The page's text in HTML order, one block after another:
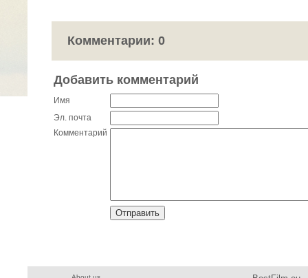
Комментарии: 0
Добавить комментарий
Имя
Эл. почта
Комментарий